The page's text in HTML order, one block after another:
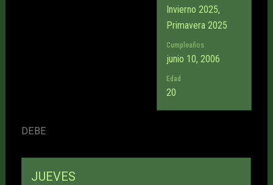
Invierno 2025,
Primavera 2025
Cumpleaños
junio 10, 2006
Edad
20
DEBE
JUEVES